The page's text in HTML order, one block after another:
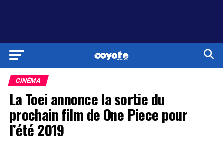
CINÉMA
La Toei annonce la sortie du
prochain film de One Piece pour
l’été 2019